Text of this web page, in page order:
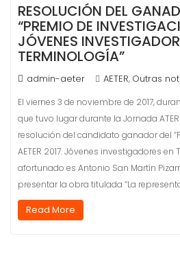
RESOLUCIÓN DEL
“PREMIO DE
JÓVENES
TERMINOLOGÍA”
admin-aeter AETER, Outras
El viernes 3 de noviembre de 2017,
que tuvo lugar durante la Jornada
resolución del candidato ganador del
AETER 2017. Jóvenes investigadores en
afortunado es Antonio San Martín
presentar la obra titulada “La
Read More